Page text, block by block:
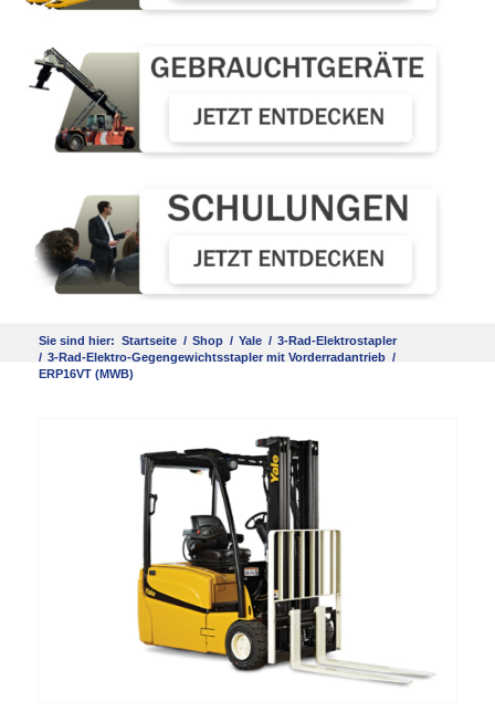
Sie sind hier: Startseite / Shop / Yale / 3-Rad-Elektrostapler
/ 3-Rad-Elektro-Gegengewichtsstapler mit Vorderradantrieb /
ERP16VT (MWB)